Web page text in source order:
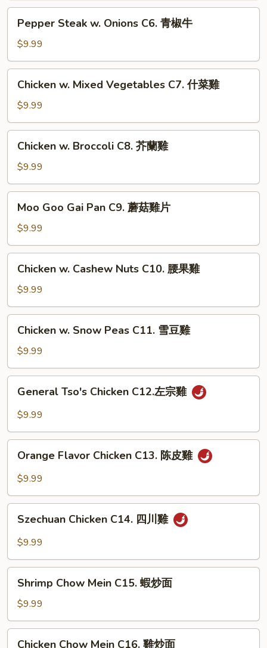
川
Pepper
Steak
Onions
C6.
Pepper Steak w. Onions C6. 青椒牛
$9.99
Chicken
Mixed
Vegetables
C7.
Chicken w. Mixed Vegetables C7. 什菜雞
$9.99
Chicken
Broccoli
C8.
芥
Chicken w. Broccoli C8. 芥蘭雞
$9.99
Moo
Goo
Gai
Pan
C9.
片
Moo Goo Gai Pan C9. 蘑菇雞片
$9.99
Chicken
Cashew
Nuts
C10.
Chicken w. Cashew Nuts C10. 腰果雞
$9.99
Chicken
Snow
Peas
C11.
Chicken w. Snow Peas C11. 雪豆雞
$9.99
General
Tso's
Chicken
左
General Tso's Chicken C12.左宗雞
$9.99
Orange
Flavor
Chicken
陈
Orange Flavor Chicken C13. 陈皮雞
$9.99
Szechuan
Chicken
C14.
川
Szechuan Chicken C14. 四川雞
$9.99
Shrimp
Chow
Mein
C15.
蝦
Shrimp Chow Mein C15. 蝦炒面
$9.99
Chicken
Chicken Chow Mein C16. 雞炒面